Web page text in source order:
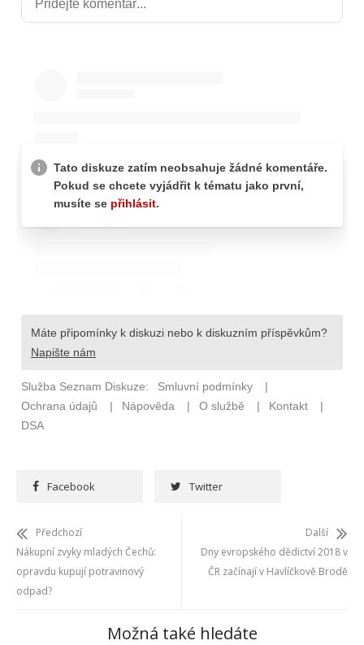
Facebook Twitter
Předchozí
Nákupní zvyky mladých Čechů:
opravdu kupují potravinový
odpad?
Další
Dny evropského dědictví 2018 v
ČR začínají v Havlíčkově Brodě
Možná také hledáte